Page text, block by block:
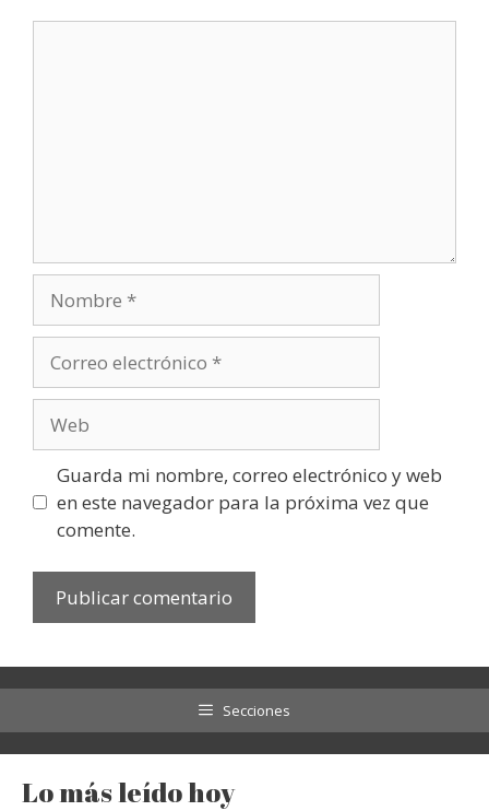
electrónico
Guarda mi nombre, correo electrónico y web
en este navegador para la próxima vez que
comente.
Secciones
Lo más leído hoy